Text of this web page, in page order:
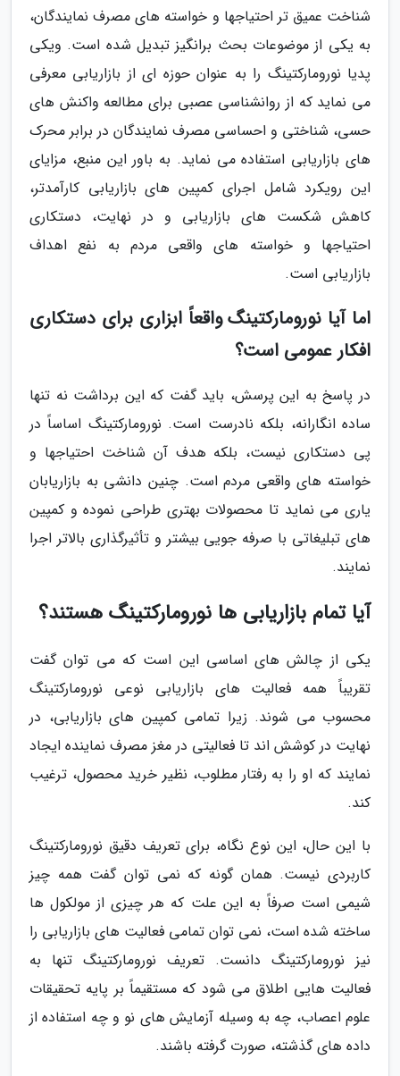
شناخت عمیق تر احتیاجها و خواسته های مصرف نمایندگان،
به یکی از موضوعات بحث برانگیز تبدیل شده است. ویکی
پدیا نورومارکتینگ را به عنوان حوزه ای از بازاریابی معرفی
می نماید که از روانشناسی عصبی برای مطالعه واکنش های
حسی، شناختی و احساسی مصرف نمایندگان در برابر محرک
های بازاریابی استفاده می نماید. به باور این منبع، مزایای
این رویکرد شامل اجرای کمپین های بازاریابی کارآمدتر،
کاهش شکست های بازاریابی و در نهایت، دستکاری
احتیاجها و خواسته های واقعی مردم به نفع اهداف
بازاریابی است.
اما آیا نورومارکتینگ واقعاً ابزاری برای دستکاری
افکار عمومی است؟
در پاسخ به این پرسش، باید گفت که این برداشت نه تنها
ساده انگارانه، بلکه نادرست است. نورومارکتینگ اساساً در
پی دستکاری نیست، بلکه هدف آن شناخت احتیاجها و
خواسته های واقعی مردم است. چنین دانشی به بازاریابان
یاری می نماید تا محصولات بهتری طراحی نموده و کمپین
های تبلیغاتی با صرفه جویی بیشتر و تأثیرگذاری بالاتر اجرا
نمایند.
آیا تمام بازاریابی ها نورومارکتینگ هستند؟
یکی از چالش های اساسی این است که می توان گفت
تقریباً همه فعالیت های بازاریابی نوعی نورومارکتینگ
محسوب می شوند. زیرا تمامی کمپین های بازاریابی، در
نهایت در کوشش اند تا فعالیتی در مغز مصرف نماینده ایجاد
نمایند که او را به رفتار مطلوب، نظیر خرید محصول، ترغیب
کند.
با این حال، این نوع نگاه، برای تعریف دقیق نورومارکتینگ
کاربردی نیست. همان گونه که نمی توان گفت همه چیز
شیمی است صرفاً به این علت که هر چیزی از مولکول ها
ساخته شده است، نمی توان تمامی فعالیت های بازاریابی را
نیز نورومارکتینگ دانست. تعریف نورومارکتینگ تنها به
فعالیت هایی اطلاق می شود که مستقیماً بر پایه تحقیقات
علوم اعصاب، چه به وسیله آزمایش های نو و چه استفاده از
داده های گذشته، صورت گرفته باشند.